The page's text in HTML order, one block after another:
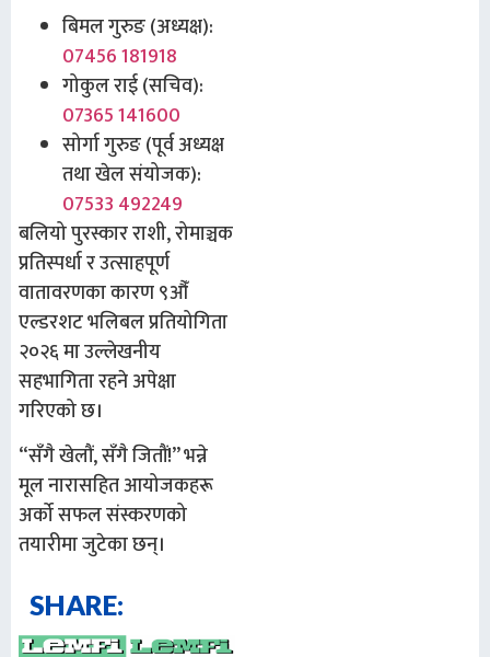
बिमल गुरुङ (अध्यक्ष):
07456 181918
गोकुल राई (सचिव):
07365 141600
सोर्गा गुरुङ (पूर्व अध्यक्ष
तथा खेल संयोजक):
07533 492249
बलियो पुरस्कार राशी, रोमाञ्चक
प्रतिस्पर्धा र उत्साहपूर्ण
वातावरणका कारण९औँ
एल्डरशट भलिबल प्रतियोगिता
२०२६मा उल्लेखनीय
सहभागिता रहने अपेक्षा
गरिएको छ।
“सँगै खेलौं, सँगै जितौं!”भन्ने
मूल नारासहित आयोजकहरू
अर्को सफल संस्करणको
तयारीमा जुटेका छन्।
SHARE: